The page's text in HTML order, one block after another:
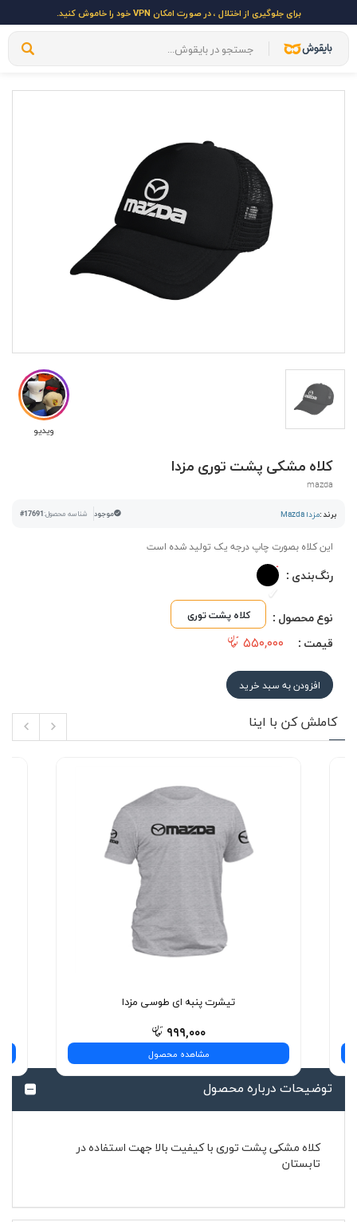
برای جلوگیری از اختلال ، در صورت امکان VPN خود را خاموش کنید.
ویدیو
کلاه مشکی پشت توری مزدا
mazda
برند :مزدا Mazda موجود شناسه محصول:#17691
این کلاه بصورت چاپ درجه یک تولید شده است
رنگ‌بندی :
نوع محصول : کلاه پشت توری
قیمت : ۵۵۰,۰۰۰
افزودن به سبد خرید
کاملش کن با اینا
تیشرت پنبه ای طوسی مزدا
۹۹۹,۰۰۰
مشاهده محصول
توضیحات درباره محصول
کلاه مشکی پشت توری با کیفیت بالا جهت استفاده در
تابستان